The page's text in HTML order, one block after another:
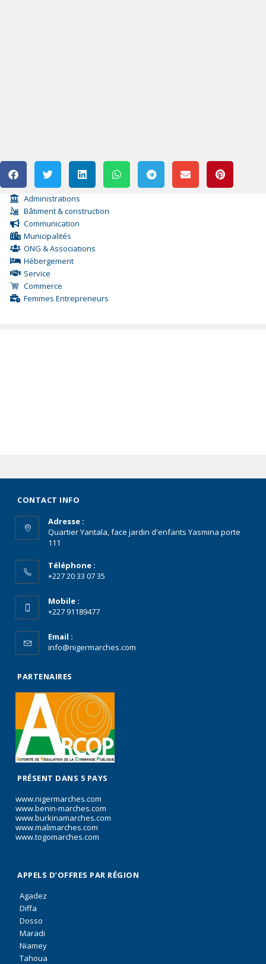
Administrations
Bâtiment & construction
Communication
Municipalités
ONG & Associations
Hébergement
Service
Commerce
Femmes Entrepreneurs
CONTACT INFO
Adresse :
Quartier Yantala, face jardin d'enfants Yasmina porte
111
Téléphone :
+227 20 33 07 35
Mobile :
+227 91189477
Email :
info@nigermarches.com
PARTENAIRES
PRÉSENT DANS 5 PAYS
www.nigermarches.com
www.benin-marches.com
www.burkinamarches.com
www.malimarches.com
www.togomarches.com
APPELS D’OFFRES PAR RÉGION
Agadez
Diffa
Dosso
Maradi
Niamey
Tahoua